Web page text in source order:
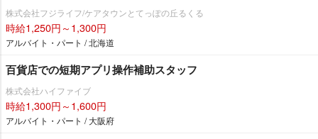
株式会社フジライフ/ケアタウンとてっぽの丘るくる
時給1,250円～1,300円
アルバイト・パート / 北海道
百貨店での短期アプリ操作補助スタッフ
株式会社ハイファイブ
時給1,300円～1,600円
アルバイト・パート / 大阪府